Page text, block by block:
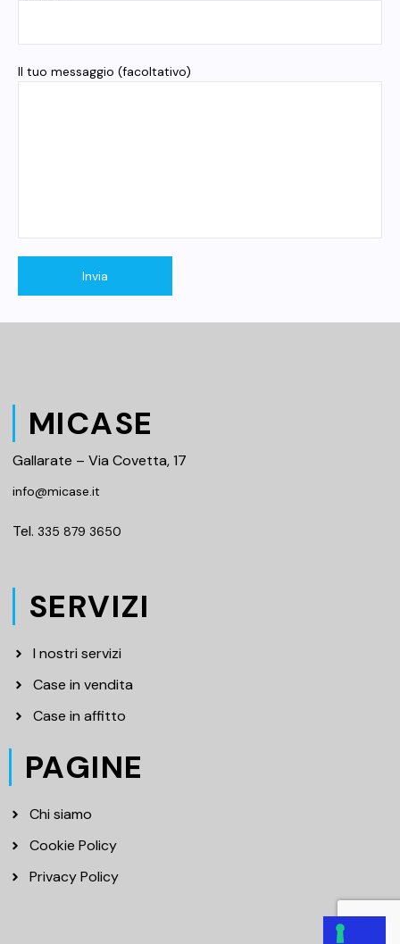
Il tuo messaggio (facoltativo)
MICASE
Gallarate – Via Covetta, 17
info@micase.it
Tel. 335 879 3650
SERVIZI
I nostri servizi
Case in vendita
Case in affitto
PAGINE
Chi siamo
Cookie Policy
Privacy Policy